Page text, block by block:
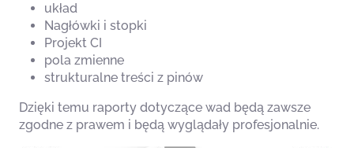
układ
Nagłówki i stopki
Projekt CI
pola zmienne
strukturalne treści z pinów
Dzięki temu raporty dotyczące wad będą zawsze
zgodne z prawem i będą wyglądały profesjonalnie.